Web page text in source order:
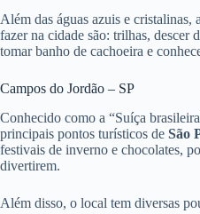
Além das águas azuis e cristalinas,
fazer na cidade são: trilhas, descer
tomar banho de cachoeira e
Campos do Jordão – SP
Conhecido como a “Suíça
principais pontos turísticos de São
festivais de inverno e chocolates,
divertirem.
Além disso, o local tem diversas